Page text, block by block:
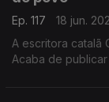
Ep. 117
18 jun.
A escritora catalã
Acaba de